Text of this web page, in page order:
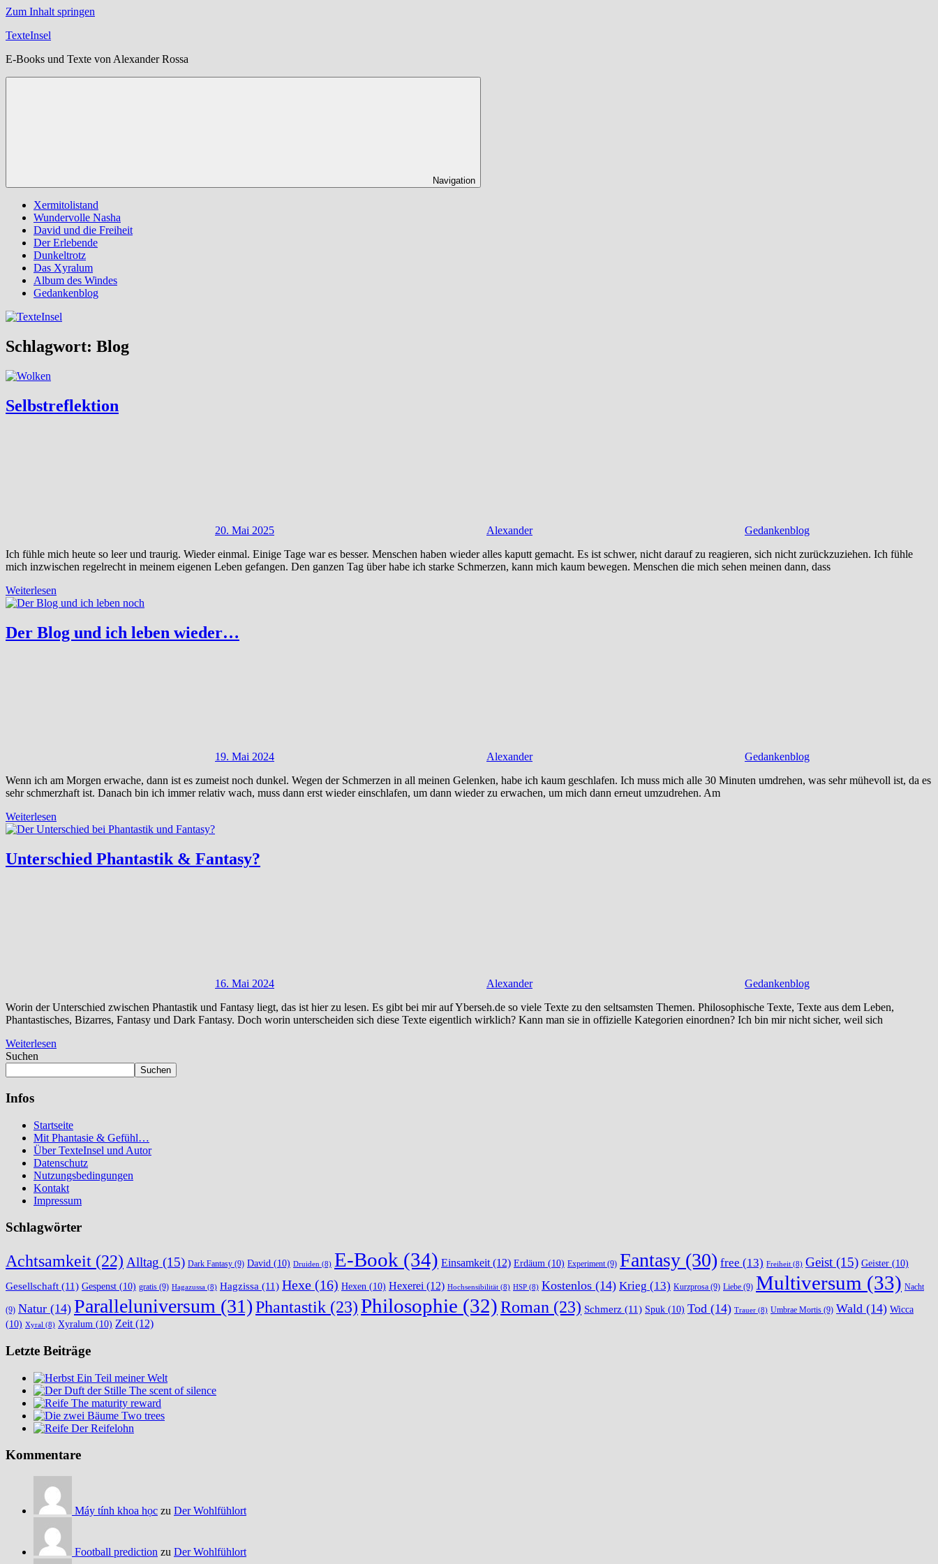
Zum Inhalt springen
TexteInsel
E-Books und Texte von Alexander Rossa
Navigation
Xermitolistand
Wundervolle Nasha
David und die Freiheit
Der Erlebende
Dunkeltrotz
Das Xyralum
Album des Windes
Gedankenblog
Schlagwort: Blog
Selbstreflektion
20. Mai 2025 Alexander
Gedankenblog
Ich fühle mich heute so leer und traurig. Wieder einmal. Einige Tage war es besser. Menschen haben wieder alles kaputt gemacht. Es ist schwer, nicht darauf zu reagieren, sich nicht zurückzuziehen. Ich fühle
mich inzwischen regelrecht in meinem eigenen Leben gefangen. Den ganzen Tag über habe ich starke Schmerzen, kann mich kaum bewegen. Menschen die mich sehen meinen dann, dass
Weiterlesen
Der Blog und ich leben wieder…
19. Mai 2024 Alexander
Gedankenblog
Wenn ich am Morgen erwache, dann ist es zumeist noch dunkel. Wegen der Schmerzen in all meinen Gelenken, habe ich kaum geschlafen. Ich muss mich alle 30 Minuten umdrehen, was sehr mühevoll ist, da es
sehr schmerzhaft ist. Danach bin ich immer relativ wach, muss dann erst wieder einschlafen, um dann wieder zu erwachen, um mich dann erneut umzudrehen. Am
Weiterlesen
Unterschied Phantastik & Fantasy?
16. Mai 2024 Alexander
Gedankenblog
Worin der Unterschied zwischen Phantastik und Fantasy liegt, das ist hier zu lesen. Es gibt bei mir auf Yberseh.de so viele Texte zu den seltsamsten Themen. Philosophische Texte, Texte aus dem Leben,
Phantastisches, Bizarres, Fantasy und Dark Fantasy. Doch worin unterscheiden sich diese Texte eigentlich wirklich? Kann man sie in offizielle Kategorien einordnen? Ich bin mir nicht sicher, weil sich
Weiterlesen
Suchen
Suchen
Infos
Startseite
Mit Phantasie & Gefühl…
Über TexteInsel und Autor
Datenschutz
Nutzungsbedingungen
Kontakt
Impressum
Schlagwörter
Achtsamkeit (22) Alltag (15) Dark Fantasy (9) David (10) Druiden (8) E-Book (34) Einsamkeit (12) Erdäum (10) Experiment(9) Fantasy (30) free (13) Freiheit (8) Geist (15) Geister (10)
Gesellschaft (11) Gespenst (10) gratis (9) Hagazussa (8) Hagzissa (11) Hexe (16) Hexen (10) Hexerei (12) Hochsensibilität (8) HSP (8) Kostenlos (14) Krieg (13) Kurzprosa (9) Liebe (9) Multiversum (33) Nacht
(9) Natur (14) Paralleluniversum (31)Phantastik (23)Philosophie (32)Roman (23) Schmerz (11) Spuk (10) Tod (14) Trauer (8) Umbrae Mortis (9) Wald (14) Wicca
(10) Xyral (8) Xyralum (10) Zeit (12)
Letzte Beiträge
Ein Teil meiner Welt
The scent of silence
The maturity reward
Two trees
Der Reifelohn
Kommentare
Máy tính khoa học zu Der Wohlfühlort
Football prediction zu Der Wohlfühlort